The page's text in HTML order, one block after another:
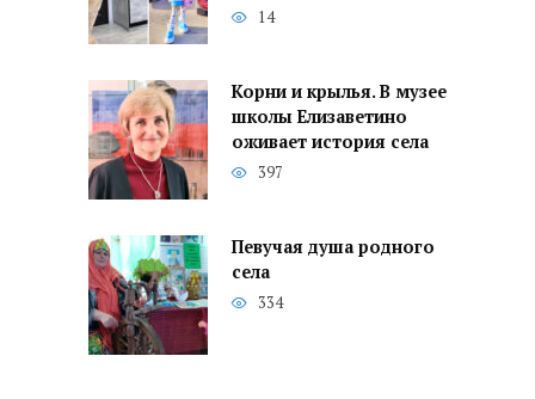
14
Корни и крылья. В музее
школы Елизаветино
оживает история села
397
Певучая душа родного
села
334